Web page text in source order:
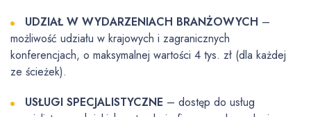
UDZIAŁ W WYDARZENIACH BRANŻOWYCH –
możliwość udziału w krajowych i zagranicznych
konferencjach, o maksymalnej wartości 4 tys. zł (dla każdej
ze ścieżek).
USŁUGI SPECJALISTYCZNE – dostęp do usług